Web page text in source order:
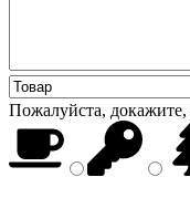
Пожалуйста,